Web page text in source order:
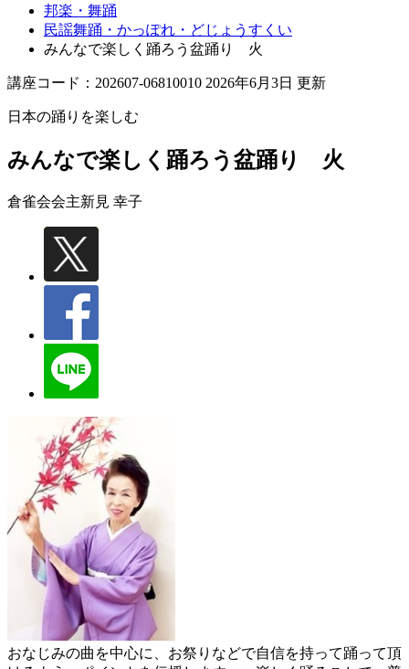
邦楽・舞踊
民謡舞踊・かっぽれ・どじょうすくい
みんなで楽しく踊ろう盆踊り 火
講座コード：202607-06810010 2026年6月3日 更新
日本の踊りを楽しむ
みんなで楽しく踊ろう盆踊り 火
倉雀会会主新見 幸子
おなじみの曲を中心に、お祭りなどで自信を持って踊って頂